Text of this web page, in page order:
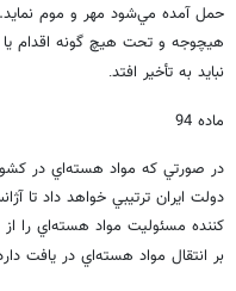
حمل آمده مي‌شود مهر و موم
هيچوجه و تحت هيچ گونه اقدام
نبايد به تأخير افتد.
ماده 94
در صورتي كه مواد هسته‌اي در
دولت ايران ترتيبي خواهد داد تا
كننده مسئوليت مواد هسته‌اي را از
بر انتقال مواد هسته‌اي در يافت